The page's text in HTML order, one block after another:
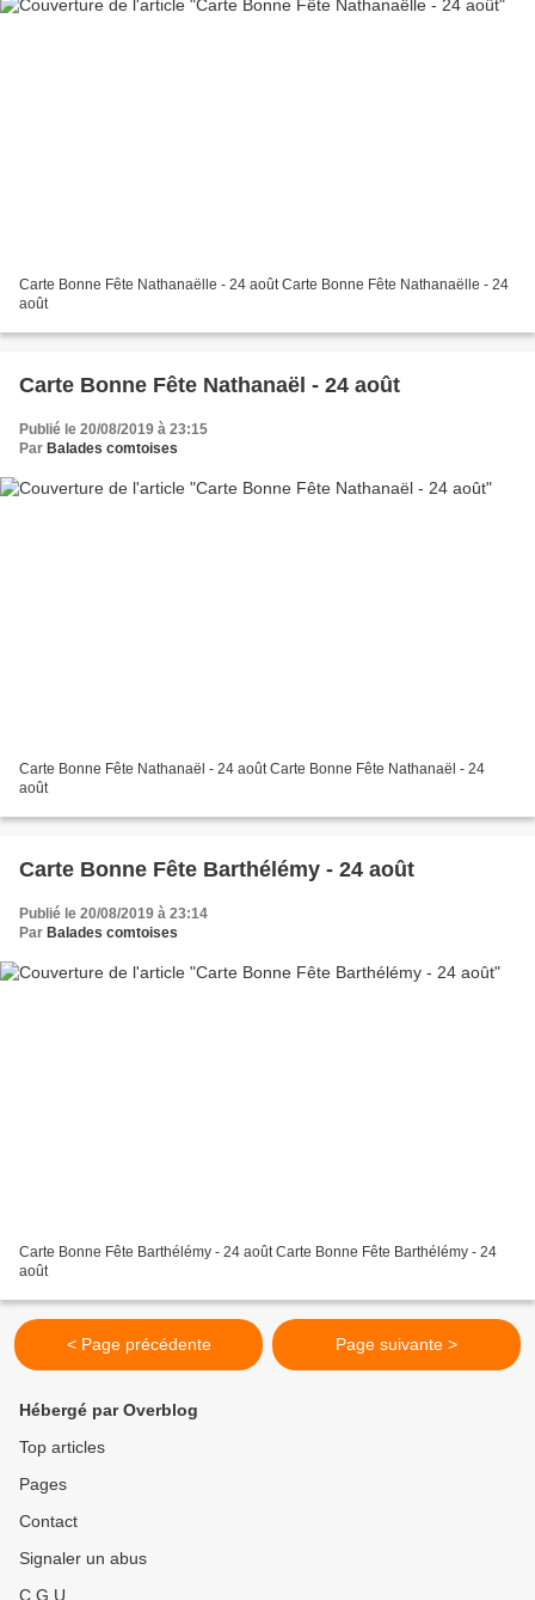
Carte Bonne Fête Nathanaëlle - 24 août Carte Bonne Fête Nathanaëlle - 24
août
Carte Bonne Fête Nathanaël - 24 août
Publié le 20/08/2019 à 23:15
Par Balades comtoises
Carte Bonne Fête Nathanaël - 24 août Carte Bonne Fête Nathanaël - 24
août
Carte Bonne Fête Barthélémy - 24 août
Publié le 20/08/2019 à 23:14
Par Balades comtoises
Carte Bonne Fête Barthélémy - 24 août Carte Bonne Fête Barthélémy - 24
août
< Page précédente Page suivante >
Hébergé par Overblog
Top articles
Pages
Contact
Signaler un abus
C.G.U.